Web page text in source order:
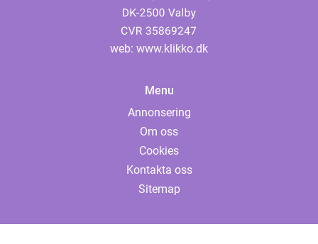
web: www.klikko.dk
Menu
Annonsering
Om oss
Cookies
Kontakta oss
Sitemap